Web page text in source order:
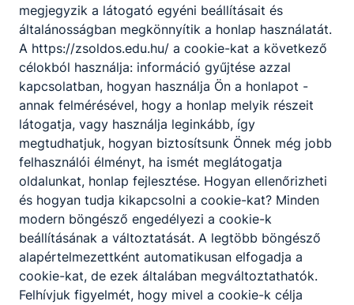
KOMPETENCIAELVÁRÁS
Logikai gondolkodás, jó szemmérték, tér- és
színlátás, önállóság, kézügyesség,
problémamegoldó képesség, csapatmunkában
együttműködési készség.
A SZAKKÉPZETTSÉGGEL RENDELKEZŐ
fogyasztásmérő helyet alakít ki, lakás és
épület elosztó berendezést szerel, erős- és
gyengeáramú hálózatot létesít;
hagyományos és intelligens épület villamos
berendezését szereli, javítja, karbantartja,
kezelését betanítja;
egyszerű multimédiás és kommunikációs
megjegyzik a látogató egyéni beállításait és
általánosságban megkönnyítik a honlap használatát.
A https://zsoldos.edu.hu/ a cookie-kat a következő
célokból használja: információ gyűjtése azzal
kapcsolatban, hogyan használja Ön a honlapot -
annak felmérésével, hogy a honlap melyik részeit
látogatja, vagy használja leginkább, így
megtudhatjuk, hogyan biztosítsunk Önnek még jobb
felhasználói élményt, ha ismét meglátogatja
oldalunkat, honlap fejlesztése. Hogyan ellenőrizheti
és hogyan tudja kikapcsolni a cookie-kat? Minden
modern böngésző engedélyezi a cookie-k
beállításának a változtatását. A legtöbb böngésző
alapértelmezettként automatikusan elfogadja a
cookie-kat, de ezek általában megváltoztathatók.
Felhívjuk figyelmét, hogy mivel a cookie-k célja